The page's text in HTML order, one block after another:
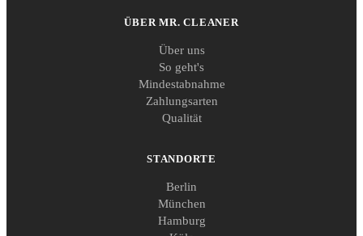
ÜBER MR. CLEANER
Über uns
So geht's
Mindestabnahme
Zahlungsarten
Qualität
STANDORTE
Berlin
München
Hamburg